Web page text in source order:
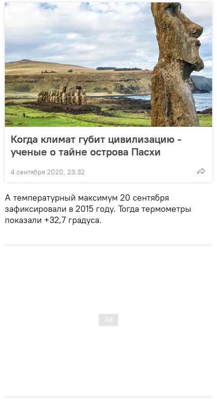
Когда климат губит цивилизацию -
ученые о тайне острова Пасхи
4 сентября 2020, 23:32
А температурный максимум 20 сентября
зафиксировали в 2015 году. Тогда термометры
показали +32,7 градуса.